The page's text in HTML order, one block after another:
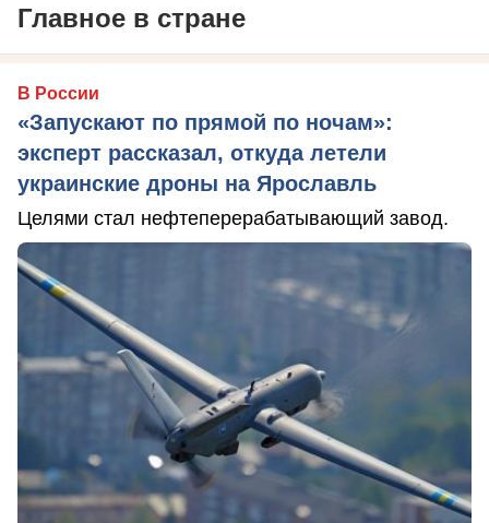
Главное в стране
В России
«Запускают по прямой по ночам»:
эксперт рассказал, откуда летели
украинские дроны на Ярославль
Целями стал нефтеперерабатывающий завод.